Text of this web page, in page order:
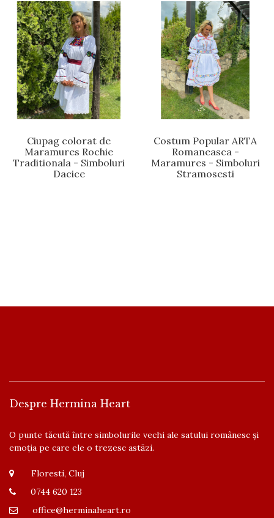
Ciupag colorat de
Maramures Rochie
Traditionala - Simboluri
Dacice
Costum Popular ARTA
Romaneasca -
Maramures - Simboluri
Stramosesti
Despre Hermina Heart
O punte tăcută între simbolurile vechi ale satului românesc și
emoția pe care ele o trezesc astăzi.
Floresti, Cluj
0744 620 123
office@herminaheart.ro